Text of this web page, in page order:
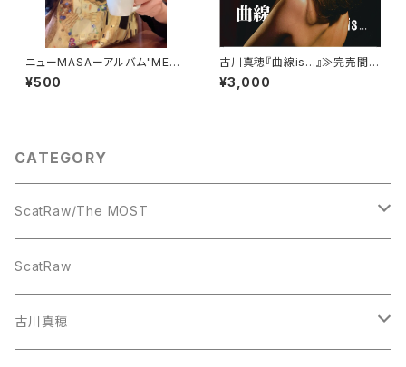
ニューMASAーアルバム"MEN
Uよりシングルカット版
¥500
古川真穂『曲線is...』≫完売間
近!!≪
¥3,000
CATEGORY
ScatRaw/The MOST
CD
ScatRaw
古川真穂